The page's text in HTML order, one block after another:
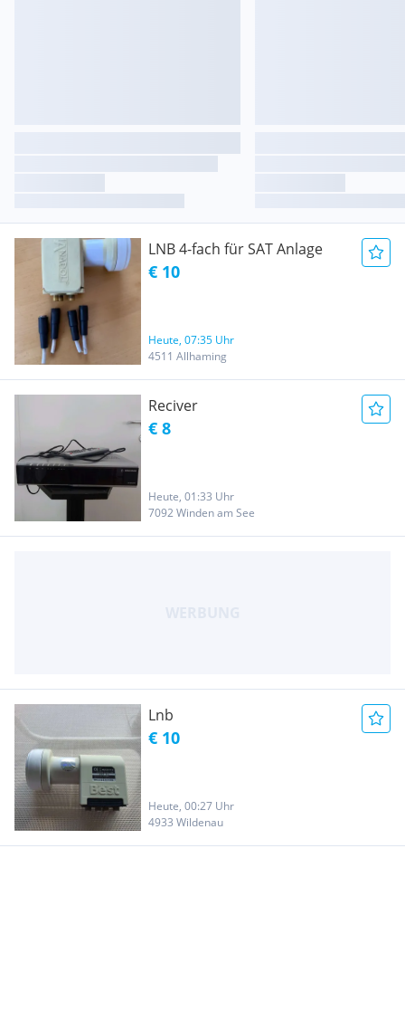
LNB 4-fach für SAT Anlage
€ 10
Heute, 07:35 Uhr
4511 Allhaming
Reciver
€ 8
Heute, 01:33 Uhr
7092 Winden am See
Lnb
€ 10
Heute, 00:27 Uhr
4933 Wildenau